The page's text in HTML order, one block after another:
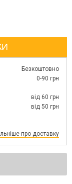
Безкоштовно
0-90 грн
від 60 грн
від 50 грн
про доставку